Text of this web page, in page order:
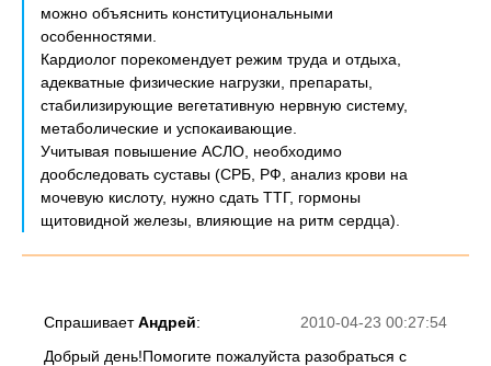
можно объяснить конституциональными
особенностями.
Кардиолог порекомендует режим труда и отдыха,
адекватные физические нагрузки, препараты,
стабилизирующие вегетативную нервную систему,
метаболические и успокаивающие.
Учитывая повышение АСЛО, необходимо
дообследовать суставы (СРБ, РФ, анализ крови на
мочевую кислоту, нужно сдать ТТГ, гормоны
щитовидной железы, влияющие на ритм сердца).
2010-04-23 00:27:54
СпрашиваетАндрей:
Добрый день!Помогите пожалуйста разобраться с